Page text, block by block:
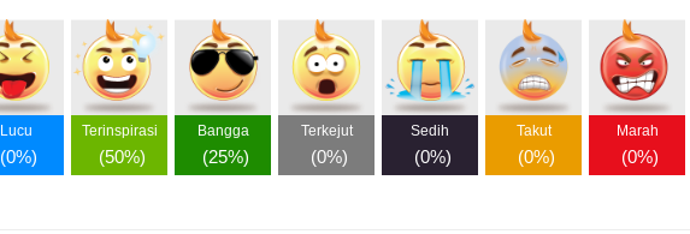
Lucu
(0%)
Terinspirasi
(50%)
Bangga
(25%)
Terkejut
(0%)
Sedih
(0%)
Takut
(0%)
Marah
(0%)